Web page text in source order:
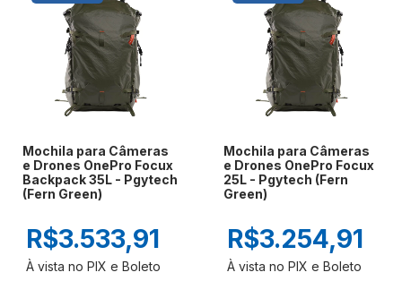
Mochila para Câmeras
e Drones OnePro Focux
Backpack 35L - Pgytech
(Fern Green)
R$3.533,91
Mochila para Câmeras
e Drones OnePro Focux
25L - Pgytech (Fern
Green)
R$3.254,91